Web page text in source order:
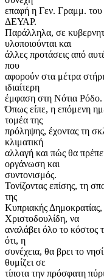
επαφή η Γεν. Γραμμ. του
ΔΕΥΑΡ.
Παράλληλα, σε
υλοποιούνται και
άλλες προτάσεις από
που
αφορούν στα μέτρα
ιδιαίτερη
έμφαση στη Νότια Ρόδο.
Όπως είπε, η επόμενη
τομέα της
πρόληψης, έχοντας τη
κλιματική
αλλαγή και πώς θα
οργάνωση και
συντονισμός.
Τονίζοντας επίσης, τη
της
Κυπριακής
Χριστοδουλίδη, να
αναλάβει όλο το κόστος
ότι, η
συνέχεια, θα βρει το
θυμίζει σε
τίποτα την πρόσφατη